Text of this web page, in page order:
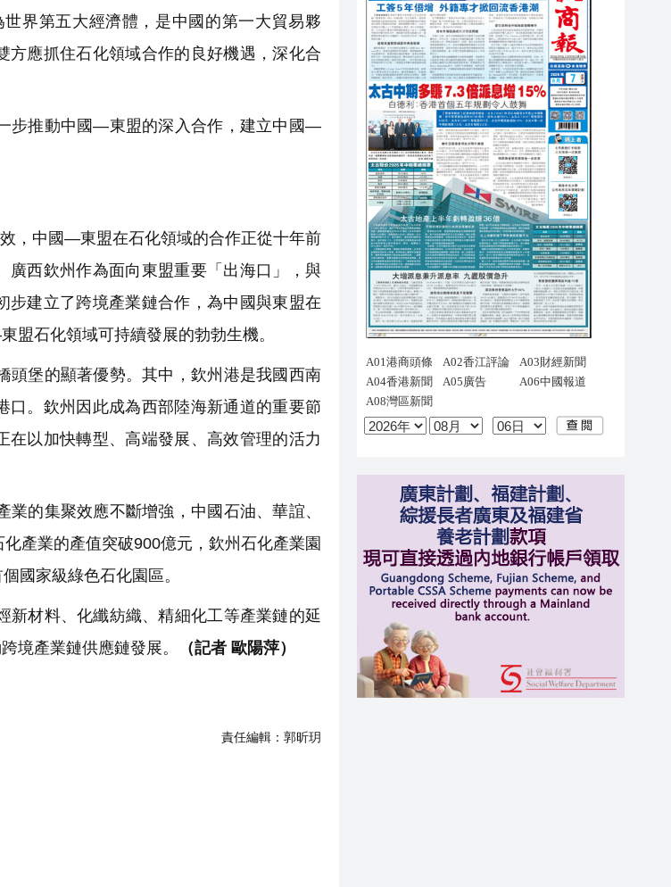
界第五大經濟體，是中國的第一大貿易夥
應抓住石化領域合作的良好機遇，深化合
步推動中國—東盟的深入合作，建立中國—
，中國—東盟在石化領域的合作正從十年前
廣西欽州作為面向東盟重要「出海口」，與
建立了跨境產業鏈合作，為中國與東盟在
盟石化領域可持續發展的勃勃生機。
堡的顯著優勢。其中，欽州港是我國西南
口。欽州因此成為西部陸海新通道的重要節
以加快轉型、高端發展、高效管理的活力
的集聚效應不斷增強，中國石油、華誼、
產業的產值突破900億元，欽州石化產業園
國家級綠色石化園區。
材料、化纖紡織、精細化工等產業鏈的延
境產業鏈供應鏈發展。
（記者 歐陽萍）
責任編輯： 郭昕玥